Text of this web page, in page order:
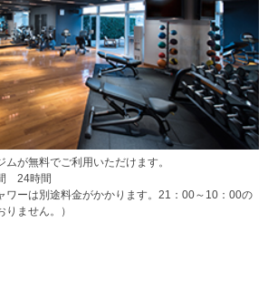
が無料でご利用いただけます。
24時間
ワーは別途料金がかかります。21：00～10：00の
ません。）